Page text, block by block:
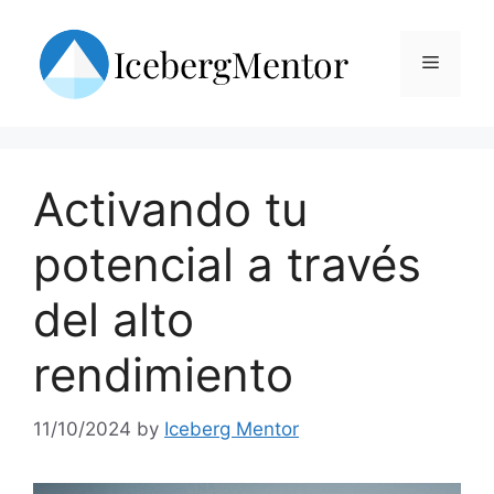
content
Menu
Activando tu
potencial a través
del alto
rendimiento
11/10/2024 by Iceberg Mentor